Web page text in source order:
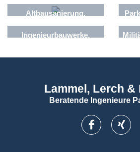
Altbausanierung,
Ingenieurbauwerke,
Lammel, Lerch &
Beratende Ingenieure